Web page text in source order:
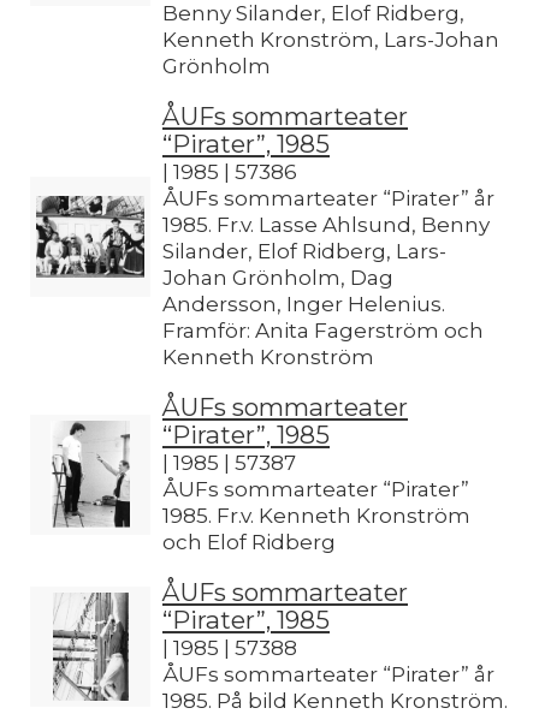
Benny Silander, Elof Ridberg,
Kenneth Kronström, Lars-Johan
Grönholm
ÅUFs sommarteater
“Pirater”, 1985
| 1985 | 57386
ÅUFs sommarteater “Pirater” år
1985. Fr.v. Lasse Ahlsund, Benny
Silander, Elof Ridberg, Lars-
Johan Grönholm, Dag
Andersson, Inger Helenius.
Framför: Anita Fagerström och
Kenneth Kronström
ÅUFs sommarteater
“Pirater”, 1985
| 1985 | 57387
ÅUFs sommarteater “Pirater”
1985. Fr.v. Kenneth Kronström
och Elof Ridberg
ÅUFs sommarteater
“Pirater”, 1985
| 1985 | 57388
ÅUFs sommarteater “Pirater” år
1985. På bild Kenneth Kronström.